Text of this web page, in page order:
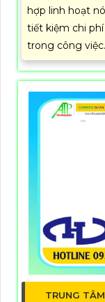
hợp linh hoạt
tiết kiệm chi
trong công việc.
TRUNG